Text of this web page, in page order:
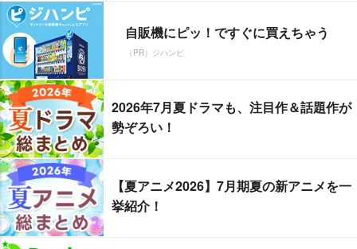
自販機にピッ！ですぐに買えちゃう
（PR）ジハンピ
2026年7月夏ドラマも、注目作＆話題作が
勢ぞろい！
【夏アニメ2026】7月期夏の新アニメを一
挙紹介！